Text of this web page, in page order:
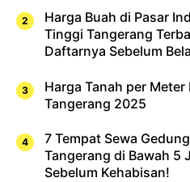
Harga Buah di Pasar
Tinggi Tangerang
Daftarnya Sebelum
Harga Tanah per Meter
Tangerang 2025
7 Tempat Sewa
Tangerang di Bawah 5
Sebelum Kehabisan!